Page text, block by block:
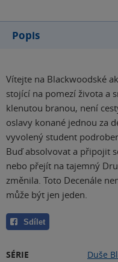
Popis
Vítejte na Blackwoodské
stojící na pomezí života a
klenutou branou, není
oslavy konané jednou za
vyvolený student
Buď absolvovat a připojit
nebo přejít na tajemný
změnila. Toto Decenále
může být jen jeden.
Sdílet
SÉRIE Duše